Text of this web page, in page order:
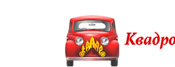
содержимому